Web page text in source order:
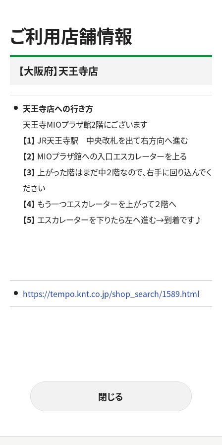
ご利用店舗情報
【大阪府】天王寺店
天王寺店への行き方
天王寺MIOプラザ館2階にございます
【1】 JR天王寺駅 中央改札を出て右方向へ進む
【2】 MIOプラザ館への入口エスカレーターを上る
【3】 上がった階はまだ中２階なので、右手に回り込んでく
ださい
【4】 もう一つエスカレーターを上がって２階へ
【5】 エスカレーターを下りたら左へ進む→到着です♪
https://tempo.knt.co.jp/shop_search/1589.html
閉じる